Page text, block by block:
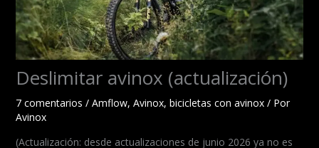
Deslimitar avinox (actualización)
7 comentarios / Amflow, Avinox, bicicletas con avinox/ Por
Avinox
(Actualización: desde actualizaciones de junio 2026 ya no es